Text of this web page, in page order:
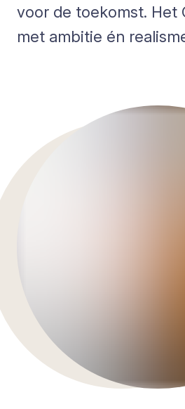
voor de toekomst. Het
met ambitie én